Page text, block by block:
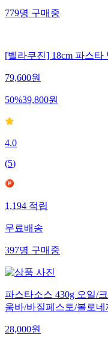
779명 구매중
[벨라쿠진] 18cm 파스
79,600원
50%39,800원
4.0
(5)
1,194 적립
무료배송
397명 구매중
파스타소스 430g 오일/
움바/바질페스토/볼로네
28,000원